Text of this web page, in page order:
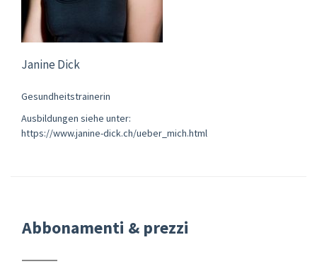
Janine Dick
Gesundheitstrainerin
Ausbildungen siehe unter:
https://www.janine-dick.ch/ueber_mich.html
Abbonamenti & prezzi